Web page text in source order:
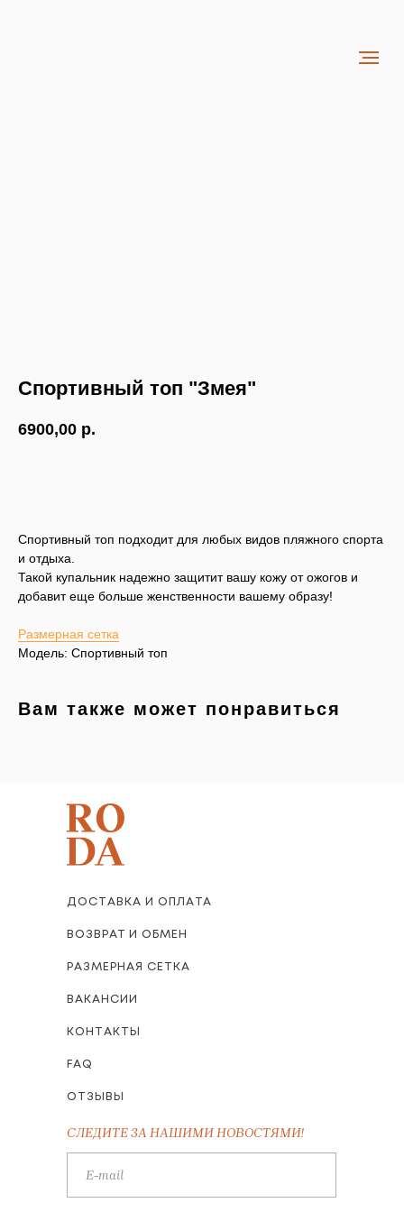
Спортивный топ "Змея"
6900,00 р.
Спортивный топ подходит для любых видов пляжного спорта
и отдыха.
Такой купальник надежно защитит вашу кожу от ожогов и
добавит еще больше женственности вашему образу!
Размерная сетка
Модель: Спортивный топ
Вам также может понравиться
РАЗМЕРНАЯ СЕТКА
ДОСТАВКА И ОПЛАТА
КОНТАКТЫ
FAQ
ОТЗЫВЫ
СЛЕДИТЕ ЗА НАШИМИ НОВОСТЯМИ!
ВОЗВРАТ И ОБМЕН
ВАКАНСИИ